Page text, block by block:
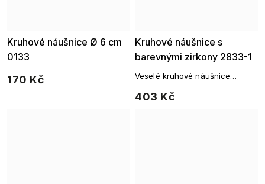
Kruhové náušnice Ø 6 cm
0133
170 Kč
Kruhové náušnice s
barevnými zirkony 2833-1
403 Kč
Veselé kruhové náušnice
duhových barvách.